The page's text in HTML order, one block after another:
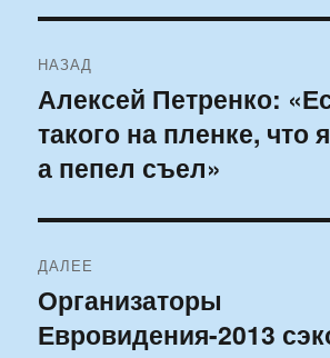
по
записям
НАЗАД
Предыдущая
запись:
Алексей Петренко:
такого на пленке, что
а пепел съел»
ДАЛЕЕ
Следующая
запись:
Организаторы
Евровидения-2013